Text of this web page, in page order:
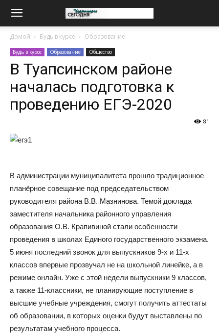
Домой Будь в курсе Образование
Будь в курсе Образование Общество
В Туапсинском районе
началась подготовка к
проведению ЕГЭ-2020
81
В администрации муниципалитета прошло традиционное
планёрное совещание под председательством
руководителя района В.В. Мазнинова. Темой доклада
заместителя начальника районного управления
образования О.В. Крапивиной стали особенности
проведения в школах Единого государственного экзамена.
5 июня последний звонок для выпускников 9-х и 11-х
классов впервые прозвучал не на школьной линейке, а в
режиме онлайн. Уже с этой недели выпускники 9 классов,
а также 11-классники, не планирующие поступление в
высшие учебные учреждения, смогут получить аттестаты
об образовании, в которых оценки будут выставлены по
результатам учебного процесса.